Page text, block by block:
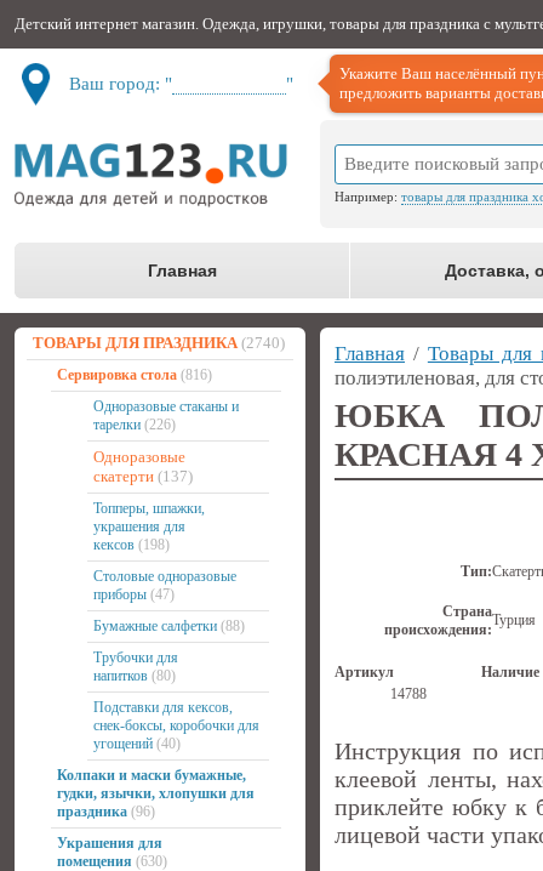
Детский интернет магазин. Одежда, игрушки, товары для праздника с
Ваш город: " "
Укажите Ваш населённый
предложить варианты
Например: товары для праздника
Главная Доставка,
ТОВАРЫ ДЛЯ ПРАЗДНИКА (2740)
Сервировка стола (816)
Одноразовые стаканы и
тарелки (226)
Одноразовые
скатерти (137)
Топперы, шпажки,
украшения для
кексов (198)
Столовые одноразовые
приборы (47)
Бумажные салфетки (88)
Трубочки для
напитков (80)
Подставки для кексов,
снек-боксы, коробочки для
угощений (40)
Колпаки и маски бумажные,
гудки, язычки, хлопушки для
праздника (96)
Украшения для
помещения (630)
Главная / Товары для
полиэтиленовая, для
ЮБКА
КРАСНАЯ 4
Тип:
Страна
происхождения:
Турция
Артикул
Наличие
14788
Инструкция по
клеевой ленты,
приклейте юбку к
лицевой части